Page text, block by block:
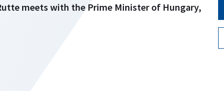
meets with the Prime Minister of Hungary,